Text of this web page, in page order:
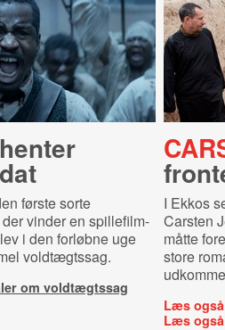
første sorte
vinder en spillefilm-
i den forløbne uge
voldtægtssag.
om voldtægtssag
I Ekkos
Carsten
måtte
store
Læs
Læs